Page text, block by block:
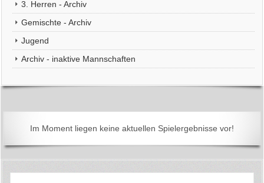
3. Herren - Archiv
Gemischte - Archiv
Jugend
Archiv - inaktive Mannschaften
Im Moment liegen keine aktuellen Spielergebnisse vor!